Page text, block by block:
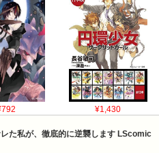
¥1,430
た私が、徹底的に逆襲します LScomic